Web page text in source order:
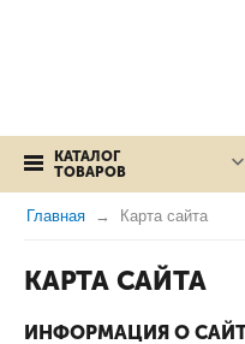
КАТАЛОГ
ТОВАРОВ
Главная Карта сайта
КАРТА САЙТА
ИНФОРМАЦИЯ О